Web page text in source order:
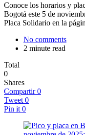
Conoce los horarios y
Bogotá este 5 de
Placa Solidario en la
No comments
2 minute read
Total
0
Shares
Compartir 0
Tweet 0
Pin it 0